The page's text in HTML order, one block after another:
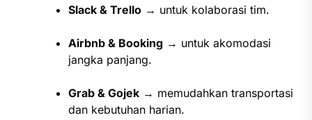
Slack & Trello→ untuk kolaborasi tim.
Airbnb & Booking→ untuk akomodasi
jangka panjang.
Grab & Gojek→ memudahkan transportasi
dan kebutuhan harian.